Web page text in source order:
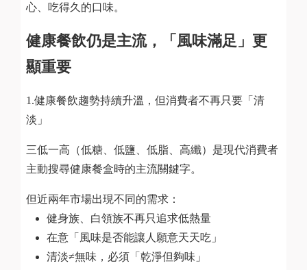
心、吃得久的口味。
健康餐飲仍是主流，「風味滿足」更
顯重要
1.健康餐飲趨勢持續升溫，但消費者不再只要「清
淡」
三低一高（低糖、低鹽、低脂、高纖）是現代消費者
主動搜尋健康餐盒時的主流關鍵字。
但近兩年市場出現不同的需求：
健身族、白領族不再只追求低熱量
在意「風味是否能讓人願意天天吃」
清淡≠無味，必須「乾淨但夠味」